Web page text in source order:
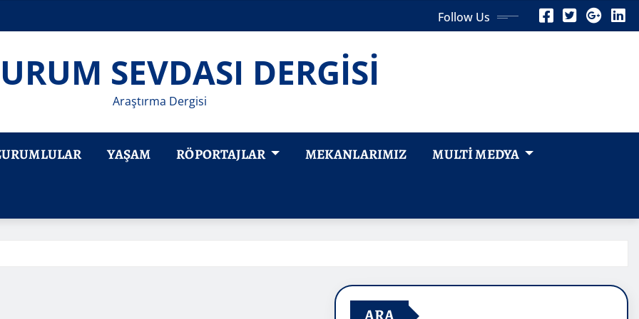
Follow Us
SEVDASI DERGİSİ
Araştırma Dergisi
YAŞAM RÖPORTAJLAR MEKANLARIMIZ MULTI MEDYA